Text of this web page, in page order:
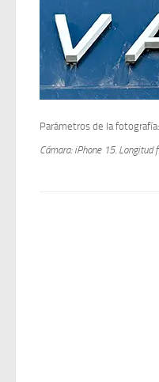
Parámetros de la fotografía:
Cámara: iPhone 15. Longitud